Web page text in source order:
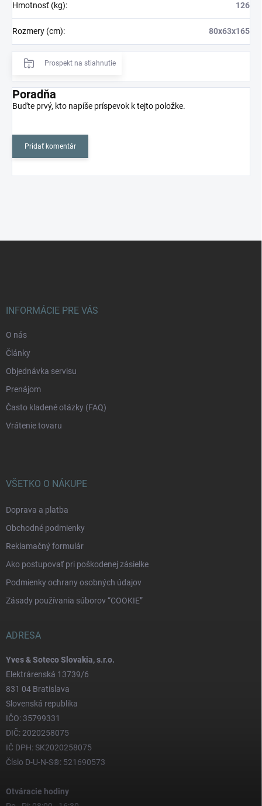
Hmotnosť (kg): 126
Rozmery (cm): 80x63x165
Prospekt na stiahnutie
Poradňa
Buďte prvý, kto napíše príspevok k tejto položke.
Pridať komentár
INFORMÁCIE PRE VÁS
O nás
Články
Objednávka servisu
Prenájom
Často kladené otázky (FAQ)
Vrátenie tovaru
VŠETKO O NÁKUPE
Doprava a platba
Obchodné podmienky
Reklamačný formulár
Ako postupovať pri poškodenej zásielke
Podmienky ochrany osobných údajov
Zásady používania súborov “COOKIE”
ADRESA
Yves & Soteco Slovakia, s.r.o.
Elektrárenská 13739/6
831 04 Bratislava
Slovenská republika
IČO: 35799331
DIČ: 2020258075
IČ DPH: SK2020258075
Číslo D-U-N-S®: 521690573
Otváracie hodiny